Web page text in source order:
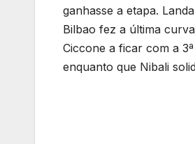
ganhasse a etapa.
Bilbao fez a última
Ciccone a ficar com a
enquanto que Nibali